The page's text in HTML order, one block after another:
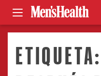
ETIQUETA: